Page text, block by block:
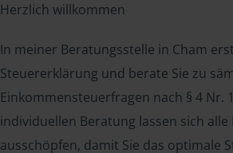
Herzlich willkommen
In meiner Beratungsstelle in Cham
Steuererklärung und berate Sie zu
Einkommensteuerfragen nach § 4 Nr.
individuellen Beratung lassen sich
ausschöpfen, damit Sie das optimale